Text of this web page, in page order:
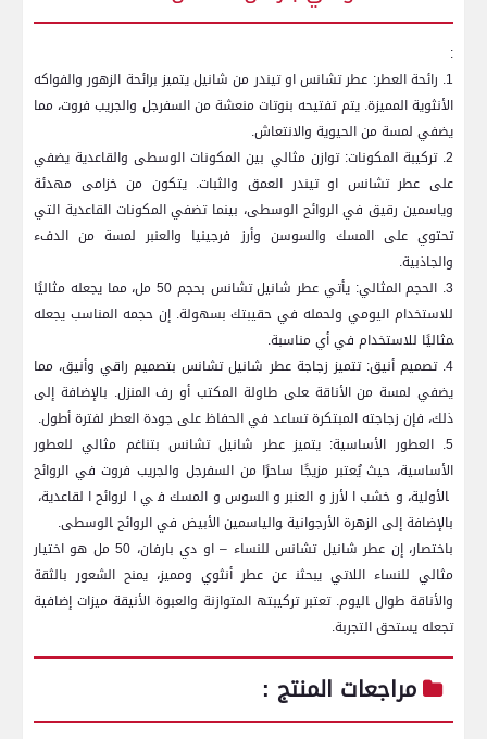
:
1. رائحة ⁣العطر: عطر ‌تشانس او تيندر من⁢ شانيل يتميز برائحة الزهور والفواكه
الأنثوية المميزة.​ يتم تفتيحه بنوتات منعشة من السفرجل والجريب فروت، مما‌
يضفي ⁤لمسة من الحيوية والانتعاش.
2. تركيبة المكونات: توازن مثالي بين⁤ المكونات الوسطى والقاعدية يضفي
على عطر تشانس او ⁢تيندر العمق والثبات. يتكون من خزامى مهدئة
وياسمين رقيق في الروائح الوسطى، بينما تضفي المكونات القاعدية التي
تحتوي على المسك والسوسن وأرز فرجينيا والعنبر لمسة من الدفء
والجاذبية.
3. الحجم المثالي:‌ يأتي عطر شانيل تشانس بحجم 50 مل، مما يجعله مثاليًا
للاستخدام اليومي ولحمله ‌في حقيبتك بسهولة. إن ⁢حجمه المناسب يجعله
‍مثاليًا ‌للاستخدام في أي مناسبة.
4. تصميم أنيق: تتميز زجاجة⁤ عطر شانيل تشانس بتصميم راقي وأنيق، مما
يضفي لمسة من الأناقة ‍على طاولة المكتب أو رف المنزل. بالإضافة إلى
ذلك، فإن زجاجته المبتكرة تساعد في الحفاظ على جودة العطر لفترة أطول.
5. العطور الأساسية: يتميز عطر شانيل تشانس بتناغم مثالي للعطور
الأساسية، حيث يُعتبر مزيجًا⁢ ساحرًا من السفرجل والجريب‌ فروت في الروائح
‍الأولية، وخشب الأرز والعنبر والسوس والمسك في الروائح القاعدية، ​
بالإضافة إلى الزهرة‌ الأرجوانية ‍والياسمين الأبيض في الروائح ‍الوسطى.
باختصار،⁢ إن عطر شانيل تشانس للنساء – او⁤ دي ‌بارفان، 50 مل ⁤هو اختيار
مثالي للنساء اللاتي يبحثن‍ عن عطر أنثوي ⁣ومميز، يمنح الشعور بالثقة
والأناقة طوال ‍اليوم. تعتبر تركيبته‍ المتوازنة والعبوة الأنيقة ميزات⁢ إضافية
تجعله يستحق التجربة.
مراجعات المنتج :